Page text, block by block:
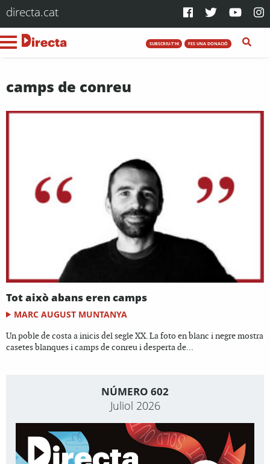
directa.cat
SUBSCRIU-T'HI FES UNA DONACIÓ
camps de conreu
Tot això abans eren camps
MARC AUGUST MUNTANYA
Un poble de costa a inicis del segle XX. La foto en blanc i negre mostra
casetes blanques i camps de conreu i desperta de...
NÚMERO 602
Juliol 2026